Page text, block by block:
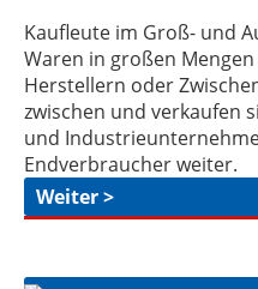
Kaufleute im Groß- und
Waren in großen
Herstellern oder
zwischen und verkaufen
und
Endverbraucher weiter.
Weiter >